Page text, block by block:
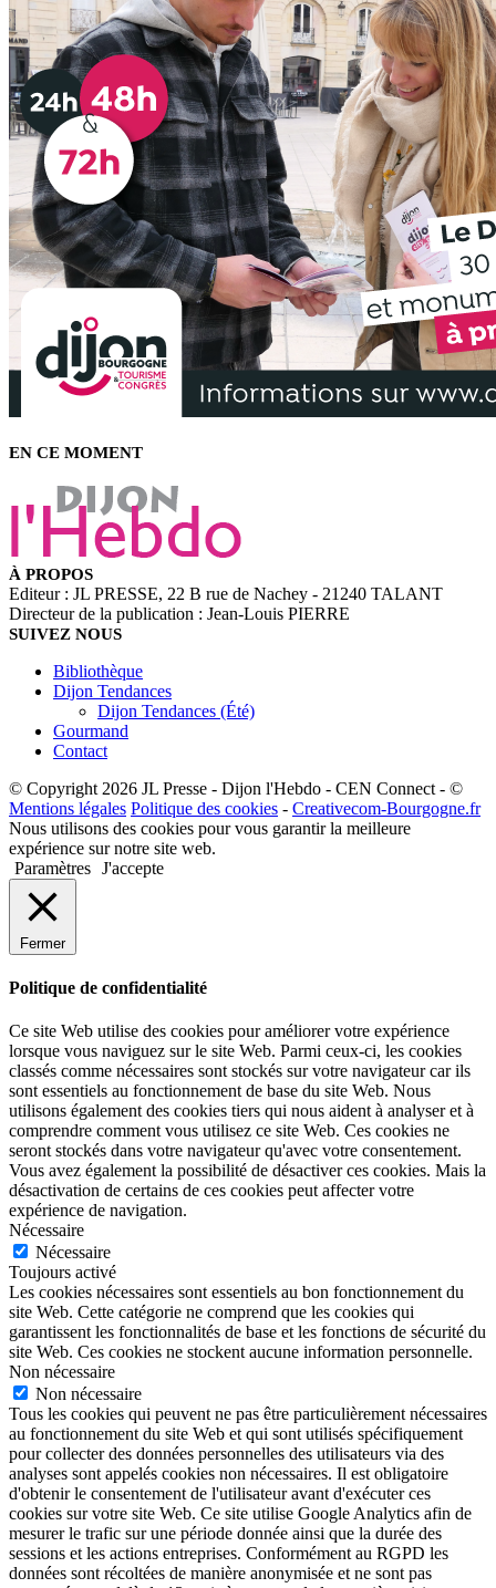
EN CE MOMENT
À PROPOS
Editeur : JL PRESSE, 22 B rue de Nachey - 21240 TALANT
Directeur de la publication : Jean-Louis PIERRE
SUIVEZ NOUS
Bibliothèque
Dijon Tendances
Dijon Tendances (Été)
Gourmand
Contact
© Copyright 2026 JL Presse - Dijon l'Hebdo - CEN Connect - ©
Mentions légales Politique des cookies - Creativecom-Bourgogne.fr
Nous utilisons des cookies pour vous garantir la meilleure
expérience sur notre site web.
Paramètres J'accepte
Fermer
Politique de confidentialité
Ce site Web utilise des cookies pour améliorer votre expérience
lorsque vous naviguez sur le site Web. Parmi ceux-ci, les cookies
classés comme nécessaires sont stockés sur votre navigateur car ils
sont essentiels au fonctionnement de base du site Web. Nous
utilisons également des cookies tiers qui nous aident à analyser et à
comprendre comment vous utilisez ce site Web. Ces cookies ne
seront stockés dans votre navigateur qu'avec votre consentement.
Vous avez également la possibilité de désactiver ces cookies. Mais la
désactivation de certains de ces cookies peut affecter votre
expérience de navigation.
Nécessaire
Nécessaire
Toujours activé
Les cookies nécessaires sont essentiels au bon fonctionnement du
site Web. Cette catégorie ne comprend que les cookies qui
garantissent les fonctionnalités de base et les fonctions de sécurité du
site Web. Ces cookies ne stockent aucune information personnelle.
Non nécessaire
Non nécessaire
Tous les cookies qui peuvent ne pas être particulièrement nécessaires
au fonctionnement du site Web et qui sont utilisés spécifiquement
pour collecter des données personnelles des utilisateurs via des
analyses sont appelés cookies non nécessaires. Il est obligatoire
d'obtenir le consentement de l'utilisateur avant d'exécuter ces
cookies sur votre site Web. Ce site utilise Google Analytics afin de
mesurer le trafic sur une période donnée ainsi que la durée des
sessions et les actions entreprises. Conformément au RGPD les
données sont récoltées de manière anonymisée et ne sont pas